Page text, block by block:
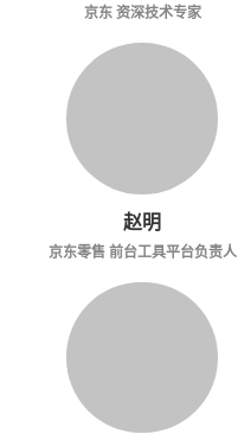
京东 资深技术专家
赵明
京东零售 前台工具平台负责人